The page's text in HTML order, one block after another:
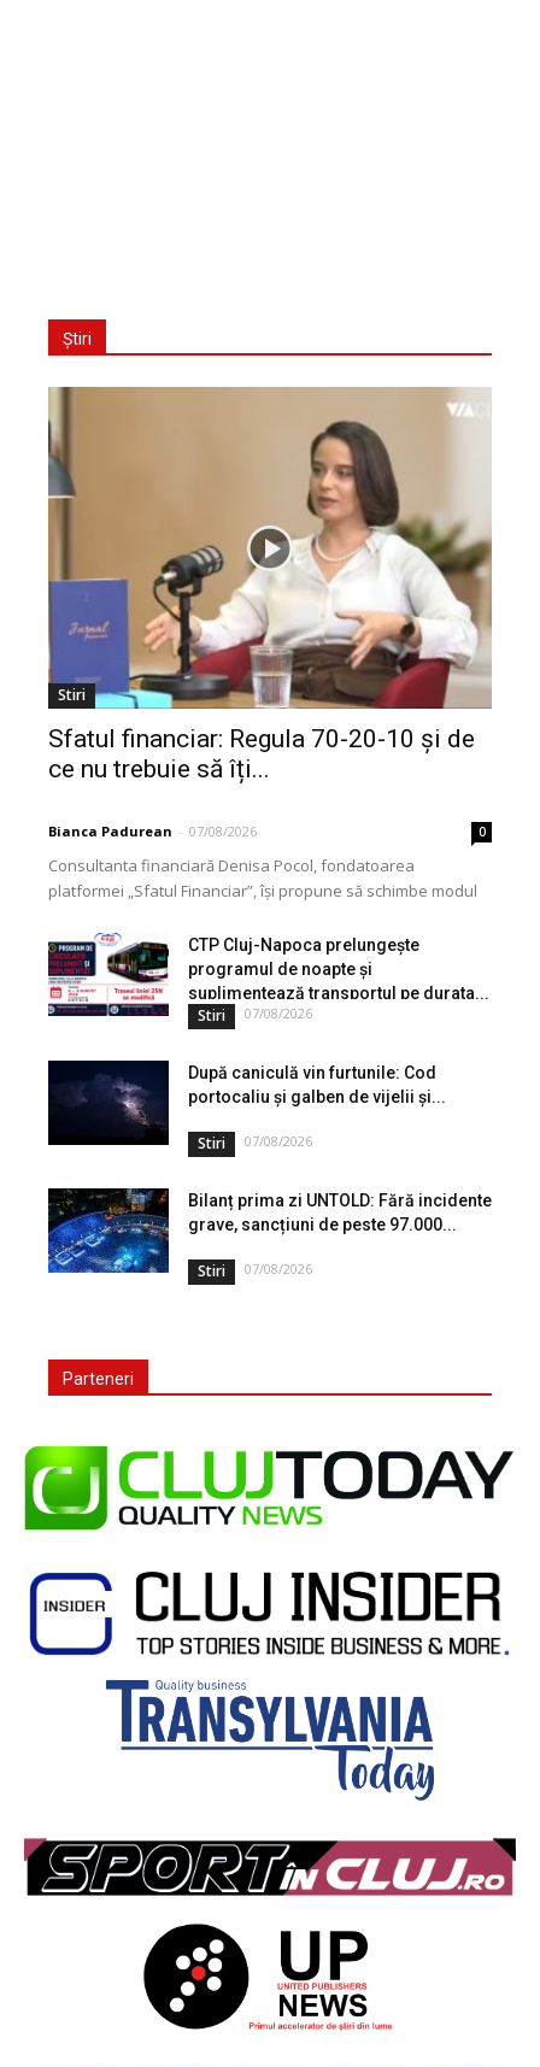
Știri
Stiri
Sfatul financiar: Regula 70-20-10 și de
ce nu trebuie să îți...
Bianca Padurean - 07/08/2026 0
Consultanta financiară Denisa Pocol, fondatoarea
platformei „Sfatul Financiar”, își propune să schimbe modul
de peste...
CTP Cluj-Napoca prelungește
programul de noapte și
suplimentează transportul pe durata...
Stiri 07/08/2026
După caniculă vin furtunile: Cod
portocaliu și galben de vijelii și...
Stiri 07/08/2026
Bilanț prima zi UNTOLD: Fără incidente
grave, sancțiuni de peste 97.000...
Stiri 07/08/2026
Parteneri